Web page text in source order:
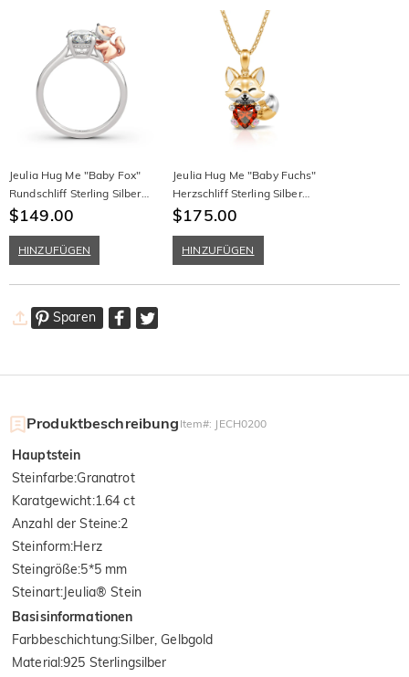
Jeulia Hug Me "Baby Fox"
Rundschliff Sterling Silber
Ring
$149.00
HINZUFÜGEN
Jeulia Hug Me "Baby Fuchs"
Herzschliff Sterling Silber
Halskette
$175.00
HINZUFÜGEN
Sparen
Produktbeschreibung Item#: JECH0200
Hauptstein
Steinfarbe:Granatrot
Karatgewicht:1.64 ct
Anzahl der Steine:2
Steinform:Herz
Steingröße:5*5 mm
Steinart: Jeulia® Stein
Basisinformationen
Farbbeschichtung:Silber, Gelbgold
Material :925 Sterlingsilber